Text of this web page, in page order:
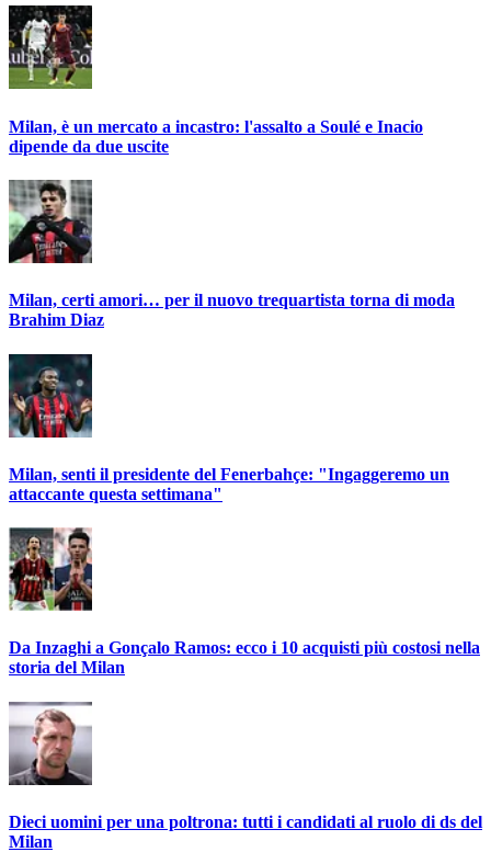
Milan, è un mercato a incastro: l'assalto a Soulé e Inacio
dipende da due uscite
Milan, certi amori… per il nuovo trequartista torna di moda
Brahim Diaz
Milan, senti il presidente del Fenerbahçe: "Ingaggeremo un
attaccante questa settimana"
Da Inzaghi a Gonçalo Ramos: ecco i 10 acquisti più costosi nella
storia del Milan
Dieci uomini per una poltrona: tutti i candidati al ruolo di ds del
Milan